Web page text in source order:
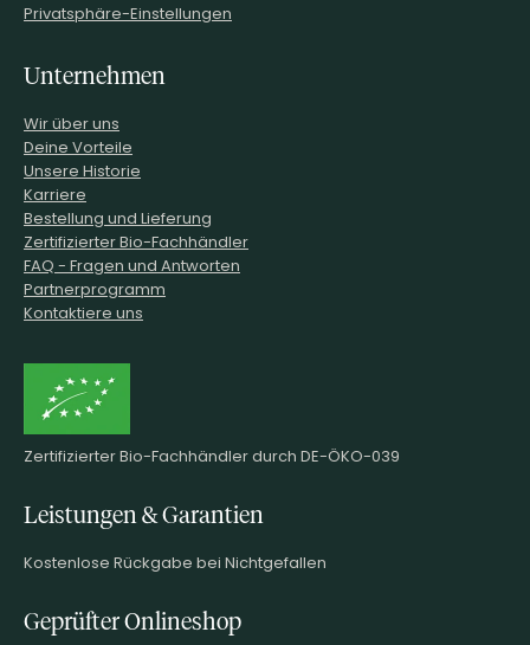
Privatsphäre-Einstellungen
Unternehmen
Wir über uns
Deine Vorteile
Unsere Historie
Karriere
Bestellung und Lieferung
Zertifizierter Bio-Fachhändler
FAQ - Fragen und Antworten
Partnerprogramm
Kontaktiere uns
Zertifizierter Bio-Fachhändler durch DE-ÖKO-039
Leistungen & Garantien
Kostenlose Rückgabe bei Nichtgefallen
Geprüfter Onlineshop